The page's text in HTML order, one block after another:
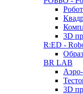
3D
R:ED -
BR LAB
3D